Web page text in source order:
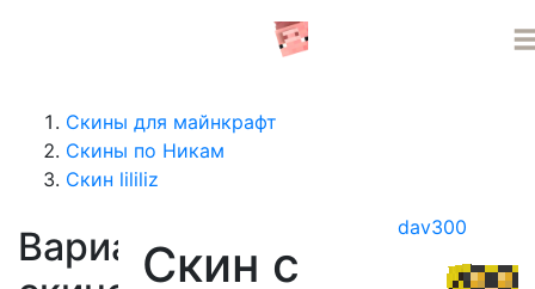
Скины для майнкрафт
Скины по Никам
Скин lililiz
ВариантыСкин с
dav300